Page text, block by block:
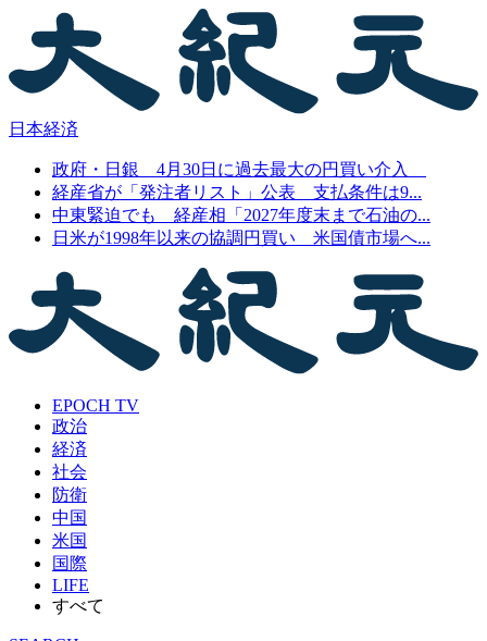
日本経済
政府・日銀 4月30日に過去最大の円買い介入
経産省が「発注者リスト」公表 支払条件は9...
中東緊迫でも 経産相「2027年度末まで石油の...
日米が1998年以来の協調円買い 米国債市場へ...
EPOCH TV
政治
経済
社会
防衛
中国
米国
国際
LIFE
すべて